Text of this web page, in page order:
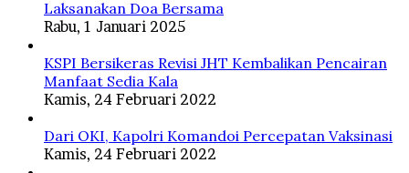
Laksanakan Doa Bersama
Rabu, 1 Januari 2025
KSPI Bersikeras Revisi JHT Kembalikan Pencairan
Manfaat Sedia Kala
Kamis, 24 Februari 2022
Dari OKI, Kapolri Komandoi Percepatan Vaksinasi
Kamis, 24 Februari 2022